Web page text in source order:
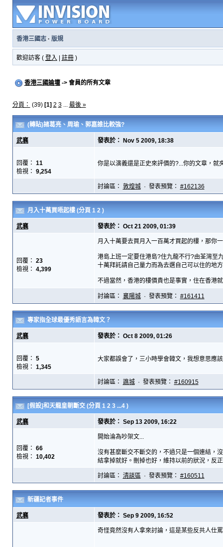
香港三國志· 版規
歡迎訪客 ( 登入 註冊)
香港三國論壇-> 會員的所有文章
分頁： (39) [1] 2 3... 最後 »
(轉貼)諸葛亮、周瑜、郭嘉誰比較強?
武襄 發表於： Nov 5 2009, 18:38
回覆： 11
檢視： 9,254
你是以演義還是正史來評價的?...你的文章，就
討論區： 敦煌城· 發表預覽： #162136
月入十萬買唔起樓 (分頁 1 2 )
武襄 發表於： Oct 21 2009, 01:39
回覆： 23
檢視： 4,399
月入十萬要去買月入一百萬才買起的樓，那你
港島上班一定要住港島?住九龍不行?由荃灣至
十萬拜託請自己量力而為去選自己可以住的地
不過當然，香港的樓價貴也是事實，住在香港
討論區： 襄陽城· 發表預覽： #161411
專家指全球最優秀語言為韓文？
武襄 發表於： Oct 8 2009, 01:26
回覆： 5
檢視： 1,345
大家都誤會了，三小時學會韓文，我想意思應
討論區： 譙城· 發表預覽： #160915
[假設]和天龍皇朝斷交 (分頁 1 2 3 ...4 )
武襄 發表於： Sep 13 2009, 16:22
回覆： 66
檢視： 10,402
開始淪為吵架文...
沒有甚麼斷交不斷交的，不過只是一個連結，
結拿掉就好。刪掉也好，維持以前的狀況，反
討論區： 清談區· 發表預覽： #160511
新疆記者事件
武襄 發表於： Sep 9 2009, 16:52
奇怪竟然沒有人拿來討論，這是某些反共人仕